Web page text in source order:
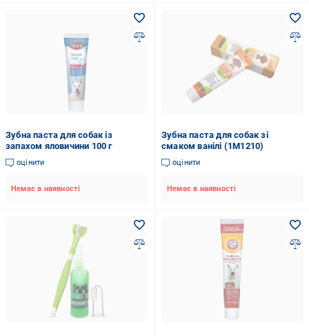
Зубна паста для собак із
запахом яловичини 100 г
оцінити
Немає в наявності
Зубна паста для собак зі
смаком ванілі (1М1210)
оцінити
Немає в наявності